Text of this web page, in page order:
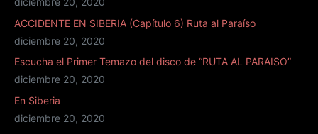
ACCIDENTE EN SIBERIA (Capítulo 6) Ruta al Paraíso
diciembre 20, 2020
Escucha el Primer Temazo del disco de “RUTA AL PARAISO”
diciembre 20, 2020
En Siberia
diciembre 20, 2020